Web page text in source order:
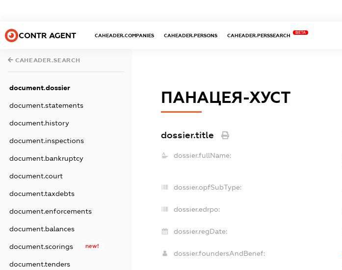
CONTR AGENT CAHEADER.COMPANIES CAHEADER.PERSONS CAHEADER.PERSSEARCH
BETA
CAHEADER.SEARCH
document.dossier
document.statements
document.history
document.inspections
document.bankruptcy
document.court
document.taxdebts
document.enforcements
document.balances
document.scorings new!
document.tenders
ПАНАЦЕЯ-ХУСТ
dossier.title
dossier.fullName:
dossier.opfSubType:
dossier.edrpo:
dossier.regDate:
dossier.foundersAndBenef: